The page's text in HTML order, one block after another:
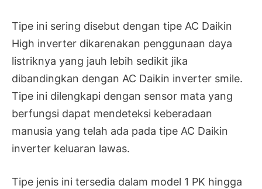
Tipe ini sering disebut dengan tipe AC Daikin
High inverter dikarenakan penggunaan daya
listriknya yang jauh lebih sedikit jika
dibandingkan dengan AC Daikin inverter smile.
Tipe ini dilengkapi dengan sensor mata yang
berfungsi dapat mendeteksi keberadaan
manusia yang telah ada pada tipe AC Daikin
inverter keluaran lawas.
Tipe jenis ini tersedia dalam model 1 PK hingga